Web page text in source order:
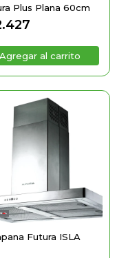
Plus Plana 60cm
Futura ISLA